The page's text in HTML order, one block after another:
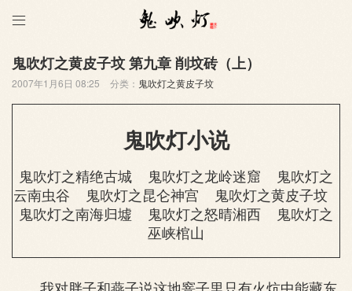

鬼吹灯之黄皮子坟 第九章 削坟砖（上）
2007年1月6日 08:25 分类： 鬼吹灯之黄皮子坟
鬼吹灯小说
鬼吹灯之精绝古城 鬼吹灯之龙岭迷窟
鬼吹灯之
云南虫谷
鬼吹灯之昆仑神宫
鬼吹灯之黄皮子坟
鬼吹灯之南海归墟
鬼吹灯之怒晴湘西
鬼吹灯之
巫峡棺山